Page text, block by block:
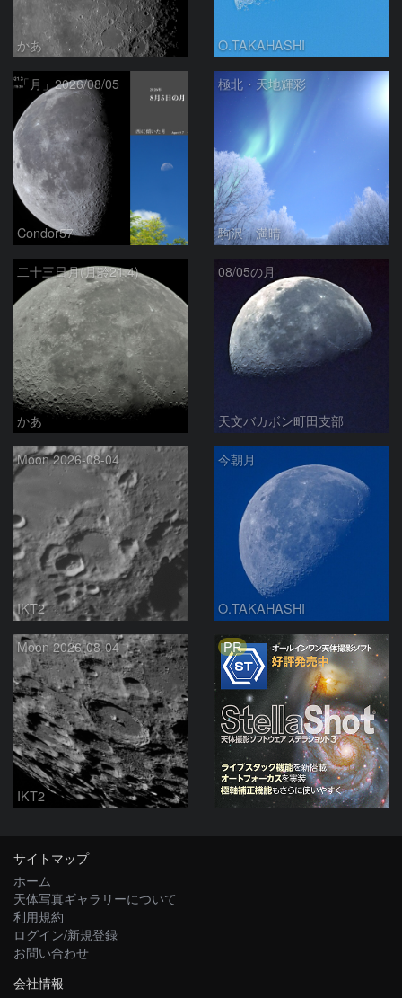
かあ O.TAKAHASHI
「月」2026/08/05
Condor57
極北・天地輝彩
駒沢 満晴
二十三日月(月齢21.4)
かあ
08/05の月
天文バカボン町田支部
Moon 2026-08-04
IKT2
今朝月
O.TAKAHASHI
Moon 2026-08-04
IKT2
PR
サイトマップ
ホーム
天体写真ギャラリーについて
利用規約
ログイン/新規登録
お問い合わせ
会社情報